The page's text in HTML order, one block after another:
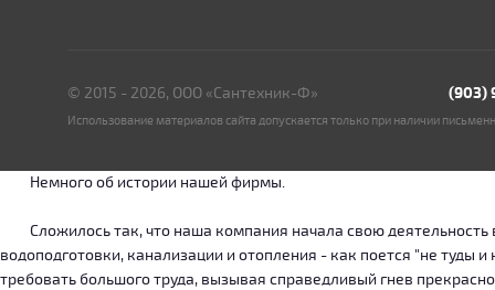
© 2015 - 2026, ООО «Сантехник-Ф» (903)
Использование материалов сайта допускается только при наличии
Немного об истории нашей фирмы.
Сложилось так, что наша компания начала свою деятельность
водоподготовки, канализации и отопления - как поется "не
требовать большого труда, вызывая справедливый гнев